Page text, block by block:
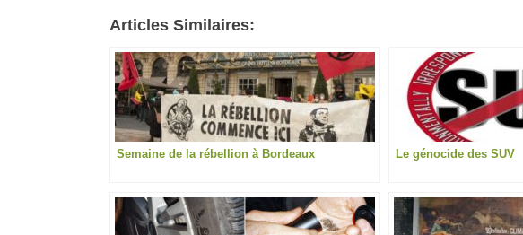
Articles Similaires:
Semaine de la rébellion à Bordeaux Le génocide des SUV